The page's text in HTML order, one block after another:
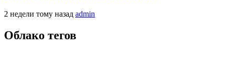
2 недели тому назад admin
Облако тегов